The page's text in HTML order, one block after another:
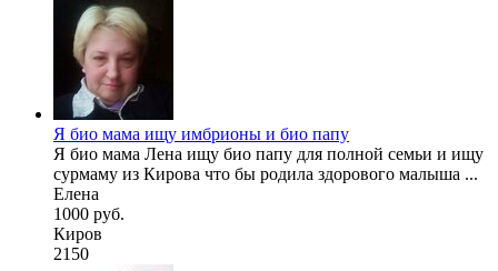
Я био мама ищу имбрионы и био папу
Я био мама Лена ищу био папу для полной семьи и ищу
сурмаму из Кирова что бы родила здорового малыша ...
Елена
1000 руб.
Киров
2150